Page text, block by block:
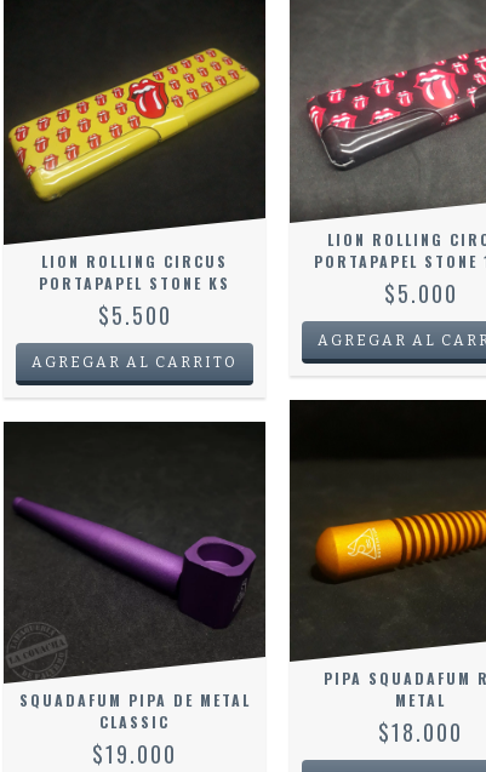
LION ROLLING CIRCUS
PORTAPAPEL STONE KS
$5.500
LION ROLLING
PORTAPAPEL
$5.000
SQUADAFUM PIPA DE METAL
CLASSIC
$19.000
PIPA SQUADAFUM
METAL
$18.000